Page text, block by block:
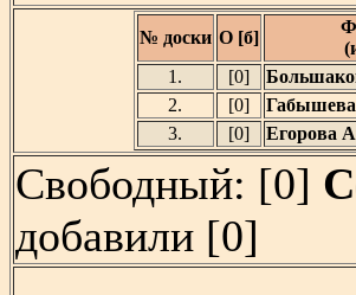
№ доски О [б]
1.
[0]
2.
[0]
Габышева
3.
[0] Егорова
Свободный: [0]
добавили [0]